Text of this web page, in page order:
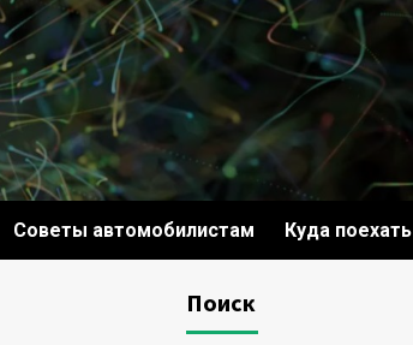
Советы автомобилистам Куда поехать
Поиск